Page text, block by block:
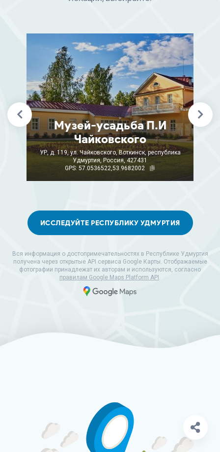
Музей-усадьба П.И
Чайковского
УР, д. 119, ул. Чайковского, Воткинск, республика
Удмуртия, Россия, 427431
GPS: 57.0536522,53.9682002
ИССЛЕДУЙТЕ РЕСПУБЛИКУ УДМУРТИЯ
Вся информация о достопримечательностях в Республике Удмуртия
получена через открытые API сервиса Google Карты. Отображаемые
фотографии принадлежат их авторам и используются, согласно
правилам Google Maps Platform API .